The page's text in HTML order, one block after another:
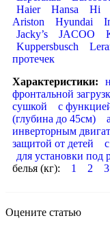
Haier
Hansa Hi
Ariston
Hyundai
Jacky’s
JACOO
Kuppersbusch
протечек
Характеристики:
фронтальной
сушкой
с
(глубина до 45см)
инверторным
защитой от детей
для установки под
белья (кг):
1 2 3
Оцените статью